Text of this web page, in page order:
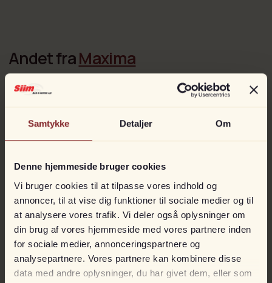
Samtykke Detaljer Om
Denne hjemmeside bruger cookies
Vi bruger cookies til at tilpasse vores indhold og
annoncer, til at vise dig funktioner til sociale medier og til
at analysere vores trafik. Vi deler også oplysninger om
din brug af vores hjemmeside med vores partnere inden
for sociale medier, annonceringspartnere og
analysepartnere. Vores partnere kan kombinere disse
data med andre oplysninger, du har givet dem, eller som
Andet fraMaxima
VELSEJLENDE
Maxima 490 XL
På lager